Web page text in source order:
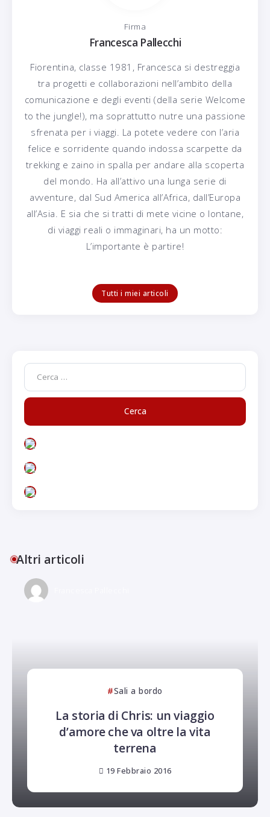
Firma
Francesca Pallecchi
Fiorentina, classe 1981, Francesca si destreggia
tra progetti e collaborazioni nell’ambito della
comunicazione e degli eventi (della serie Welcome
to the jungle!), ma soprattutto nutre una passione
sfrenata per i viaggi. La potete vedere con l’aria
felice e sorridente quando indossa scarpette da
trekking e zaino in spalla per andare alla scoperta
del mondo. Ha all’attivo una lunga serie di
avventure, dal Sud America all’Africa, dall’Europa
all’Asia. E sia che si tratti di mete vicine o lontane,
di viaggi reali o immaginari, ha un motto:
L’importante è partire!
Tutti i miei articoli
Altri articoli
Sali a bordo
La storia di Chris: un viaggio
d’amore che va oltre la vita
terrena
19 Febbraio 2016